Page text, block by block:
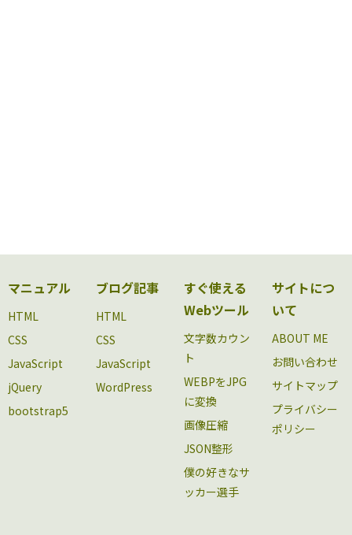
マニュアル
HTML
CSS
JavaScript
jQuery
bootstrap5
ブログ記事
HTML
CSS
JavaScript
WordPress
すぐ使える
Webツール
文字数カウン
ト
WEBPをJPG
に変換
画像圧縮
JSON整形
僕の好きなサ
ッカー選手
サイトにつ
いて
ABOUT ME
お問い合わせ
サイトマップ
プライバシー
ポリシー